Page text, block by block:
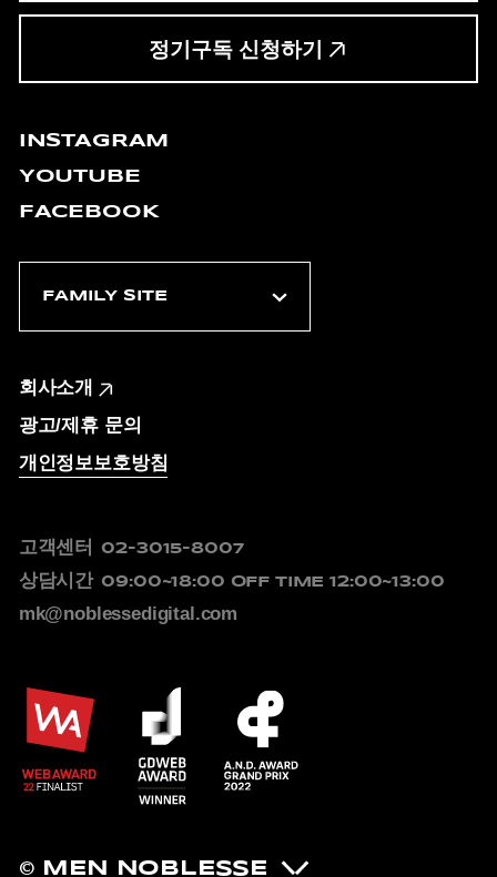
정기구독 신청하기
INSTAGRAM
YOUTUBE
FACEBOOK
회사소개
광고/제휴 문의
개인정보보호방침
고객센터 02-3015-8007
상담시간 09:00~18:00 OFF TIME 12:00~13:00
mk@noblessedigital.com
© MEN NOBLESSE